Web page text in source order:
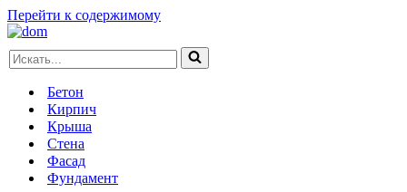
Перейти к содержимому
Искать...
Бетон
Кирпич
Крыша
Стена
Фасад
Фундамент